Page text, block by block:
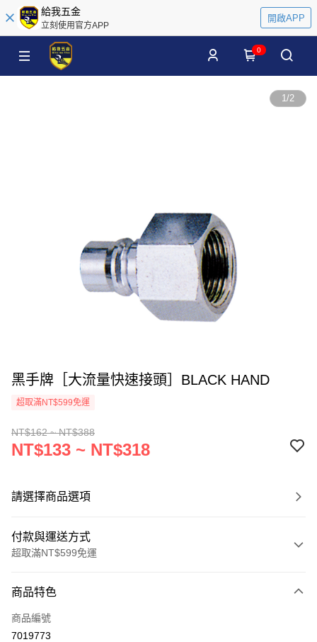
給我五金
立刻使用官方APP
開啟APP
0
1/2
黑手牌［大流量快速接頭］BLACK HAND
超取滿NT$599免運
NT$162 ~ NT$388
NT$133 ~ NT$318
請選擇商品選項
付款與運送方式
超取滿NT$599免運
信用卡一次付款
超商取貨付款
商品特色
商品編號
7019773